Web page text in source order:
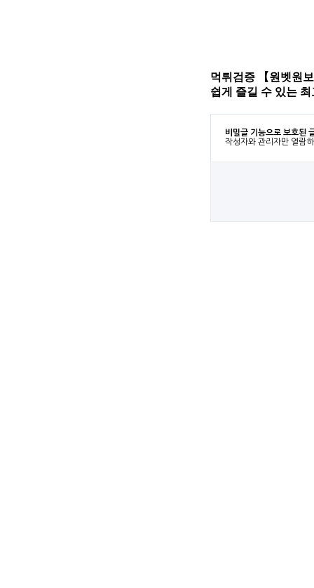
먹튀검증 【원벳원
쉽게 즐길 수 있는
비밀글 기능으로 보호된
작성자와 관리자만 열람